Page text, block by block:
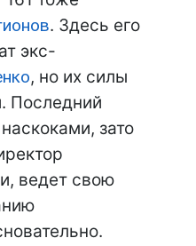
. Здесь его
экс-
, но их силы
Последний
зато
ведет свою